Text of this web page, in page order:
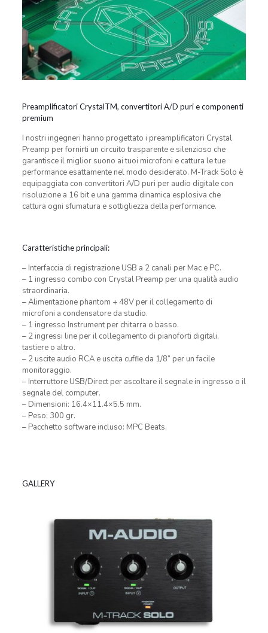
Preamplificatori CrystalTM, convertitori A/D puri e componenti
premium
I nostri ingegneri hanno progettato i preamplificatori Crystal
Preamp per fornirti un circuito trasparente e silenzioso che
garantisce il miglior suono ai tuoi microfoni e cattura le tue
performance esattamente nel modo desiderato. M-Track Solo è
equipaggiata con convertitori A/D puri per audio digitale con
risoluzione a 16 bit e una gamma dinamica esplosiva che
cattura ogni sfumatura e sottigliezza della performance.
Caratteristiche principali:
– Interfaccia di registrazione USB a 2 canali per Mac e PC.
– 1 ingresso combo con Crystal Preamp per una qualità audio
straordinaria.
– Alimentazione phantom + 48V per il collegamento di
microfoni a condensatore da studio.
– 1 ingresso Instrument per chitarra o basso.
– 2 ingressi line per il collegamento di pianoforti digitali,
tastiere o altro.
– 2 uscite audio RCA e uscita cuffie da 1/8” per un facile
monitoraggio.
– Interruttore USB/Direct per ascoltare il segnale in ingresso o il
segnale del computer.
– Dimensioni: 16.4×11.4×5.5 mm.
– Peso: 300 gr.
– Pacchetto software incluso: MPC Beats.
GALLERY